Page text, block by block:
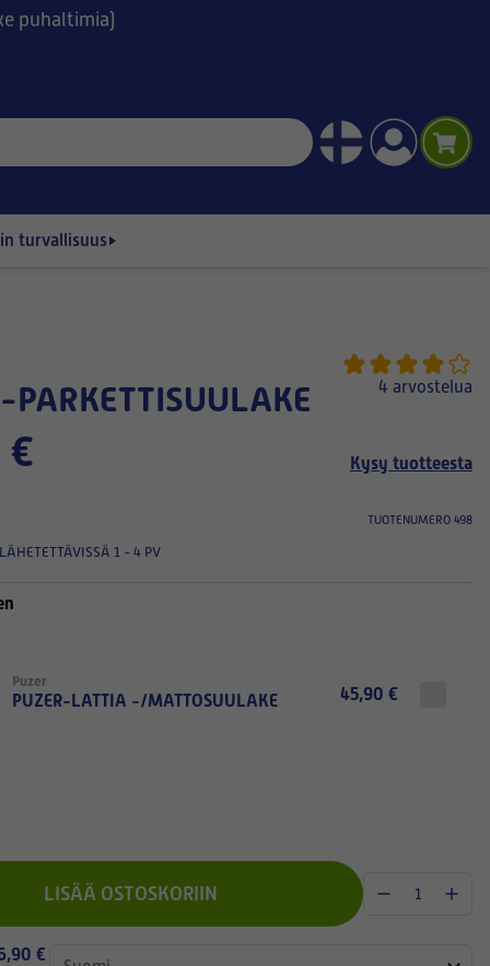
puhaltimia)
turvallisuus
PARKETTISUULAKE 4 arvostelua
€ Kysy tuotteesta
TUOTENUMERO 498
LÄHETETTÄVISSÄ 1 - 4 PV
Puzer
PUZER-LATTIA -/MATTOSUULAKE 45,90 €
LISÄÄ OSTOSKORIIN
€